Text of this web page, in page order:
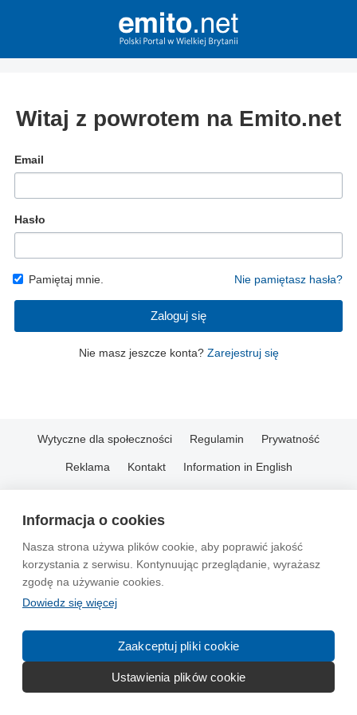
Informacja o cookies
Nasza strona używa plików cookie, aby poprawić jakość
korzystania z serwisu. Kontynuując przeglądanie, wyrażasz
zgodę na używanie cookies.
Dowiedz się więcej
Zaakceptuj pliki cookie
Ustawienia plików cookie
Witaj z powrotem na Emito.net
Email
Hasło
Pamiętaj mnie. Nie pamiętasz hasła?
Zaloguj się
Nie masz jeszcze konta? Zarejestruj się
Wytyczne dla społeczności Regulamin Prywatność
Reklama Kontakt Information in English